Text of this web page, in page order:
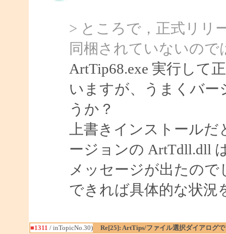
> ところで，正式リリ
同梱されていないの
ArtTip68.exe 実行して
いますが、うまくバ
うか？
上書きインストール
ージョンの ArtTdll.dll
メッセージが出たので
できれば具体的な状況
■1311 / inTopicNo.30) Re[25]: ArtTips/ファイル選択ダイアログ